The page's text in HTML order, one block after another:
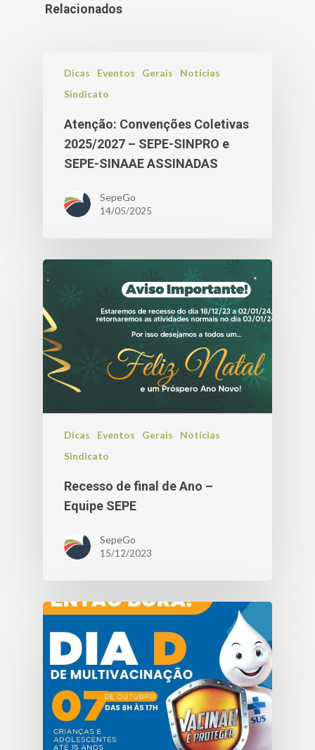
Relacionados
Dicas Eventos Gerais
Notícias
Sindicato
Atenção: Convenções Coletivas
2025/2027 – SEPE-SINPRO e
SEPE-SINAAE ASSINADAS
SepeGo
14/05/2025
Dicas Eventos Gerais
Notícias
Sindicato
Recesso de final de Ano –
Equipe SEPE
SepeGo
15/12/2023